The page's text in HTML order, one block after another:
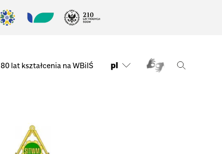
80 lat kształcenia na WBiIŚ pl